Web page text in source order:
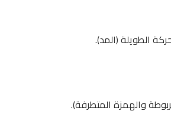
الطويلة (المد).
والهمزة المتطرفة).